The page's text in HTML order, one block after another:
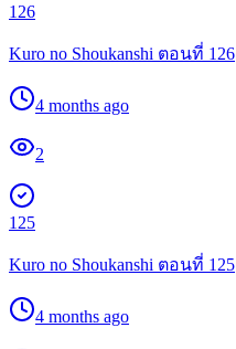
126
Kuro no Shoukanshi ตอนที่ 126
4 months ago
2
125
Kuro no Shoukanshi ตอนที่ 125
4 months ago